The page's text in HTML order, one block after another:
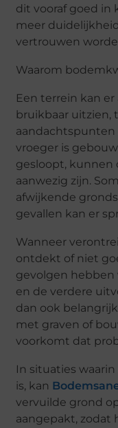
dit vooraf goed in
meer
vertrouwen
Waarom
Een terrein kan
bruikbaar uitzien,
aandachtspunten
vroeger is
gesloopt, kunnen
aanwezig zijn.
afwijkende
gevallen kan er
Wanneer
ontdekt of niet
gevolgen hebben
en de verdere
dan ook
met graven of
voorkomt dat
In situaties
is, kan
vervuilde grond
aangepakt, zodat